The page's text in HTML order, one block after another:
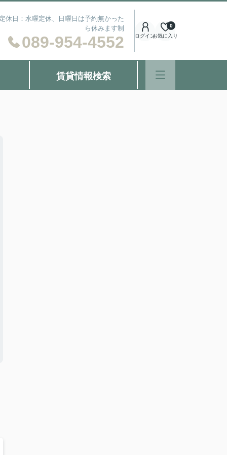
日：水曜定休、日曜日は予約無かった
ら休みます制
089-954-4552 ログインお気に入り
0
賃貸情報検索